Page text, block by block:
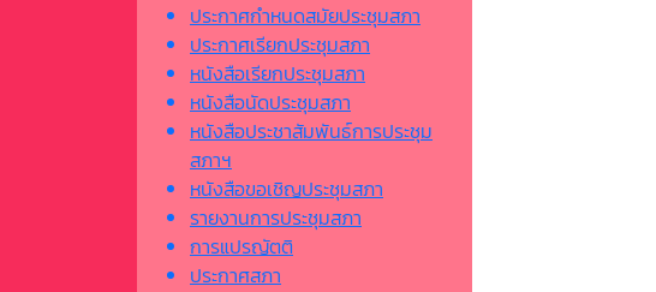
ประกาศกำหนดสมัยประชุมสภา
ประกาศเรียกประชุมสภา
หนังสือเรียกประชุมสภา
หนังสือนัดประชุมสภา
หนังสือประชาสัมพันธ์การประชุม
สภาฯ
หนังสือขอเชิญประชุมสภา
รายงานการประชุมสภา
การแปรญัตติ
ประกาศสภา